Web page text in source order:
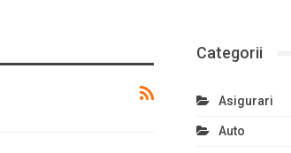
Categorii
Asigurari
Auto